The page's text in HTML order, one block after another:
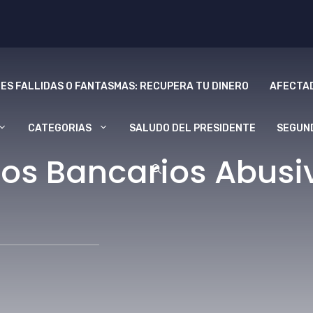
FALLIDAS O FANTASMAS: RECUPERA TU DINERO
CATEGORIAS SALUDO DEL PRESIDENTE
Bancarios